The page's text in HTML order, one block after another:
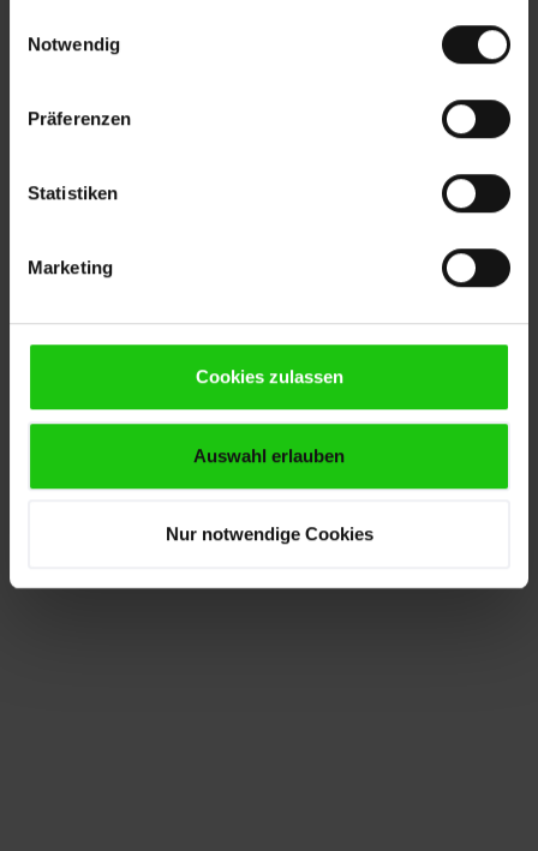
Notwendig
Präferenzen
Statistiken
Marketing
Cookies zulassen
Auswahl erlauben
Nur notwendige Cookies